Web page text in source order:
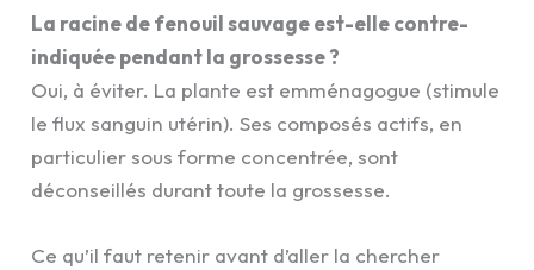
La racine de fenouil sauvage est-elle contre-
indiquée pendant la grossesse ?
Oui, à éviter. La plante est emménagogue (stimule
le flux sanguin utérin). Ses composés actifs, en
particulier sous forme concentrée, sont
déconseillés durant toute la grossesse.
Ce qu’il faut retenir avant d’aller la chercher